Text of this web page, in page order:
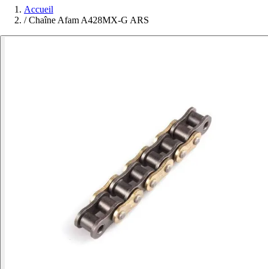
Accueil
/ Chaîne Afam A428MX-G ARS